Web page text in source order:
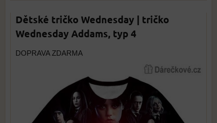
Dětské tričko Wednesday | tričko
Wednesday Addams, typ 4
DOPRAVA ZDARMA